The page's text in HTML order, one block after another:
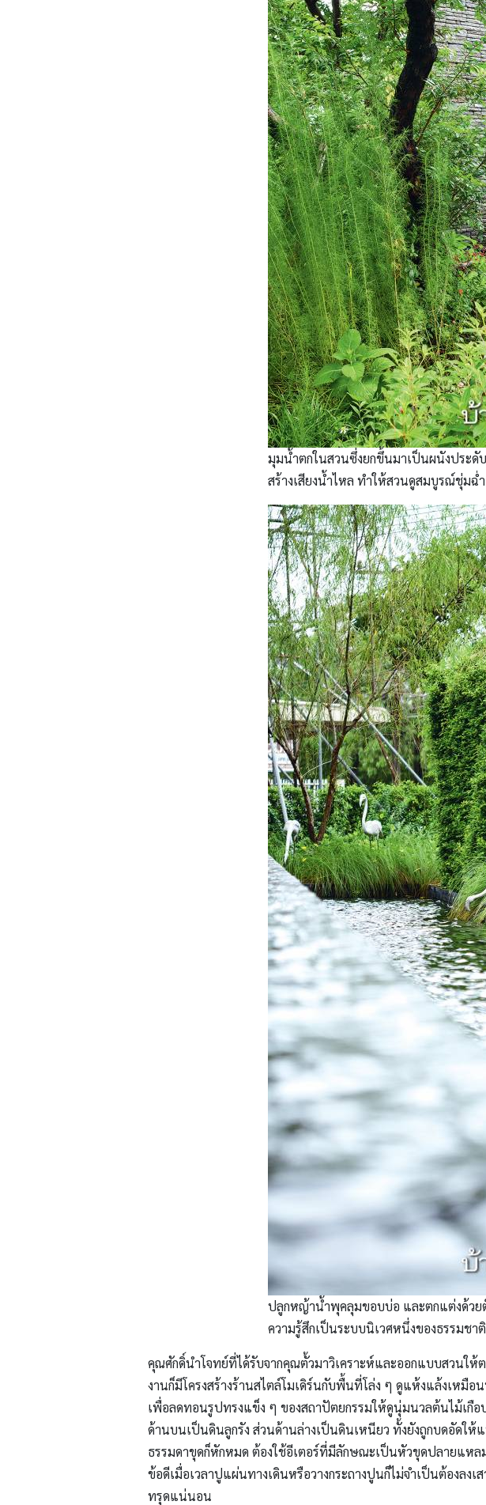
มุมน้ำตกในสวนซึ่งยกขึ้นมาเป็นผนังประดั
สร้างเสียงน้ำไหล ทำให้สวนดูสมบูรณ์ชุ่มฉ่
ปลูกหญ้าน้ำพุคลุมขอบบ่อ และตกแต่งด้วย
ความรู้สึกเป็นระบบนิเวศหนึ่งของธรรมชา
คุณศักดิ์นำโจทย์ที่ได้รับจากคุณตั้วมาวิเคราะห์และออกแบบสวนใ
งานก็มีโครงสร้างร้านสไตล์โมเดิร์นกับพื้นที่โล่ง ๆ ดูแห้งแล้งเห
เพื่อลดทอนรูปทรงแข็ง ๆ ของสถาปัตยกรรมให้ดูนุ่มนวลต้นไม้เ
ด้านบนเป็นดินลูกรัง ส่วนด้านล่างเป็นดินเหนียว ทั้งยังถูกบดอัดให้
ธรรมดาขุดก็หักหมด ต้องใช้อีเตอร์ที่มีลักษณะเป็นหัวขุดปลายแห
ข้อดีเมื่อเวลาปูแผ่นทางเดินหรือวางกระถางปูนก็ไม่จำเป็นต้องลง
ทรุดแน่นอน